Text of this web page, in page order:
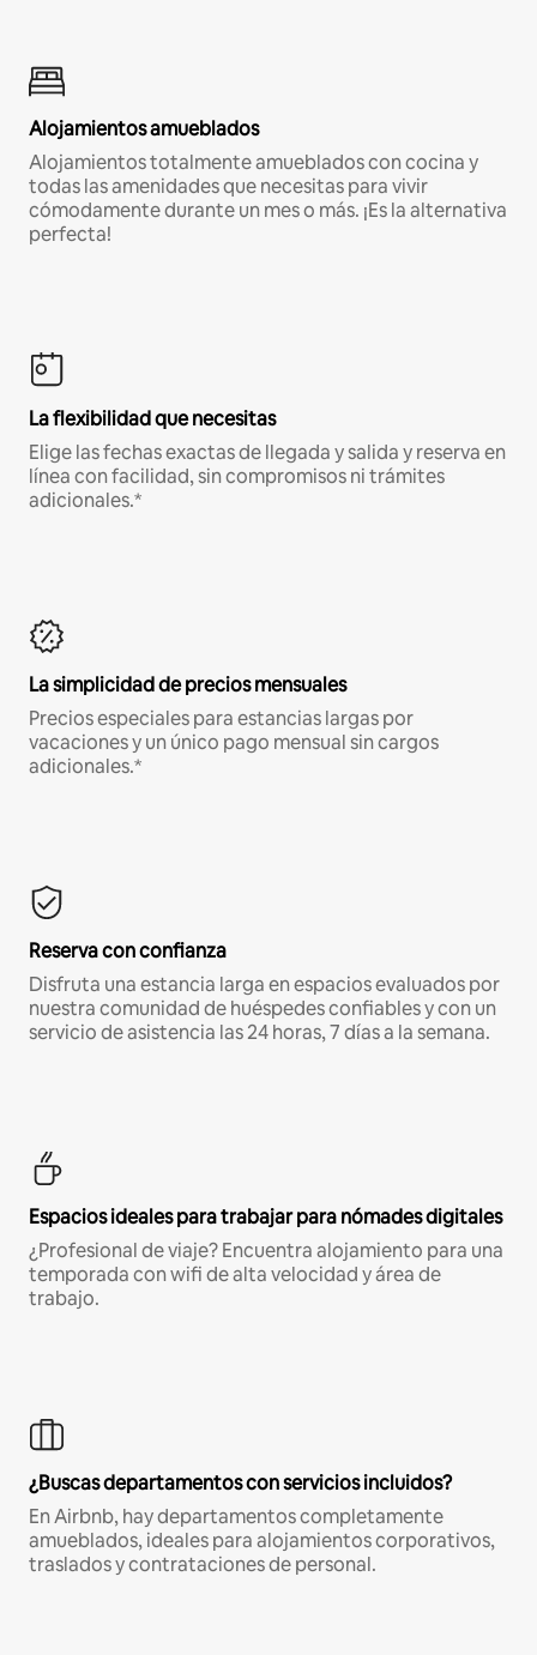
Alojamientos amueblados
Alojamientos totalmente amueblados con cocina y
todas las amenidades que necesitas para vivir
cómodamente durante un mes o más. ¡Es la alternativa
perfecta!
La flexibilidad que necesitas
Elige las fechas exactas de llegada y salida y reserva en
línea con facilidad, sin compromisos ni trámites
adicionales.*
La simplicidad de precios mensuales
Precios especiales para estancias largas por
vacaciones y un único pago mensual sin cargos
adicionales.*
Reserva con confianza
Disfruta una estancia larga en espacios evaluados por
nuestra comunidad de huéspedes confiables y con un
servicio de asistencia las 24 horas, 7 días a la semana.
Espacios ideales para trabajar para nómades digitales
¿Profesional de viaje? Encuentra alojamiento para una
temporada con wifi de alta velocidad y área de
trabajo.
¿Buscas departamentos con servicios incluidos?
En Airbnb, hay departamentos completamente
amueblados, ideales para alojamientos corporativos,
traslados y contrataciones de personal.